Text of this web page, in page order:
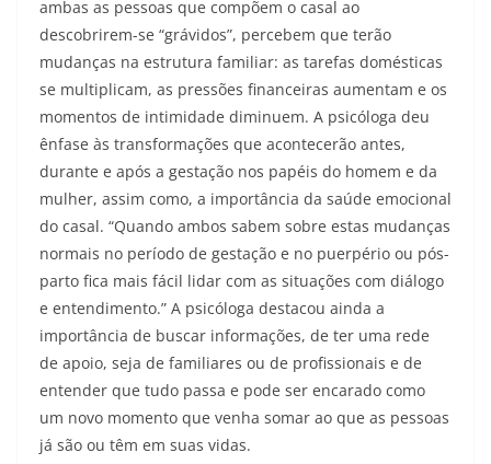
ambas as pessoas que compõem o casal ao
descobrirem-se “grávidos”, percebem que terão
mudanças na estrutura familiar: as tarefas domésticas
se multiplicam, as pressões financeiras aumentam e os
momentos de intimidade diminuem. A psicóloga deu
ênfase às transformações que acontecerão antes,
durante e após a gestação nos papéis do homem e da
mulher, assim como, a importância da saúde emocional
do casal. “Quando ambos sabem sobre estas mudanças
normais no período de gestação e no puerpério ou pós-
parto fica mais fácil lidar com as situações com diálogo
e entendimento.” A psicóloga destacou ainda a
importância de buscar informações, de ter uma rede
de apoio, seja de familiares ou de profissionais e de
entender que tudo passa e pode ser encarado como
um novo momento que venha somar ao que as pessoas
já são ou têm em suas vidas.